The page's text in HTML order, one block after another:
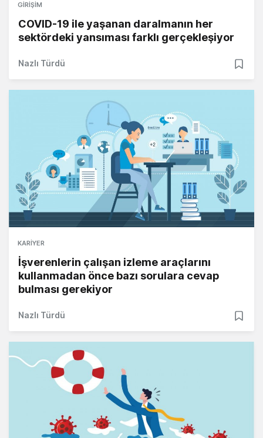
GIRIŞIM
COVID-19 ile yaşanan daralmanın her
sektördeki yansıması farklı gerçekleşiyor
Nazlı Türdü
KARIYER
İşverenlerin çalışan izleme araçlarını
kullanmadan önce bazı sorulara cevap
bulması gerekiyor
Nazlı Türdü